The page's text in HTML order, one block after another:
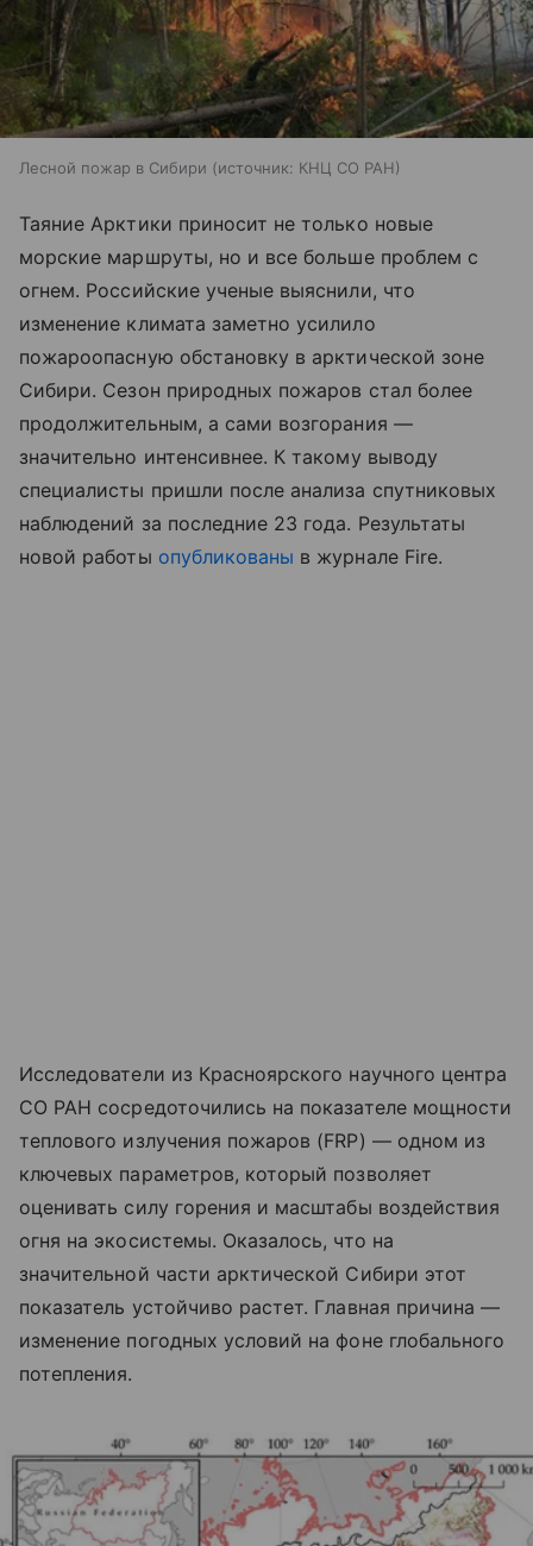
Лесной пожар в Сибири источник: КНЦ СО РАН
Таяние Арктики приносит не только новые
морские маршруты, но и все больше проблем с
огнем. Российские ученые выяснили, что
изменение климата заметно усилило
пожароопасную обстановку в арктической зоне
Сибири. Сезон природных пожаров стал более
продолжительным, а сами возгорания —
значительно интенсивнее. К такому выводу
специалисты пришли после анализа спутниковых
наблюдений за последние 23 года. Результаты
новой работы опубликованы в журнале Fire.
Исследователи из Красноярского научного центра
СО РАН сосредоточились на показателе мощности
теплового излучения пожаров (FRP) — одном из
ключевых параметров, который позволяет
оценивать силу горения и масштабы воздействия
огня на экосистемы. Оказалось, что на
значительной части арктической Сибири этот
показатель устойчиво растет. Главная причина —
изменение погодных условий на фоне глобального
потепления.